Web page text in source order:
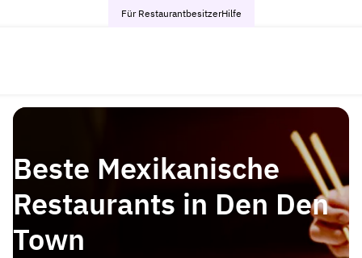
Für RestaurantbesitzerHilfe
Beste Mexikanische
Restaurants in Den Den
Town